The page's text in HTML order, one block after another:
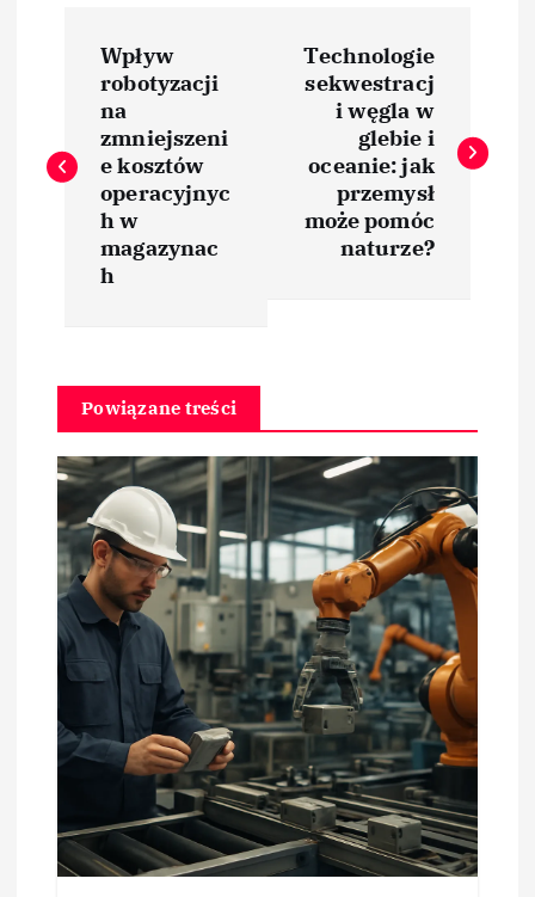
w
c
a
w
p
s
Wpływ
robotyzacji
na
zmniejszeni
e kosztów
operacyjnyc
h w
magazynac
h
Technologie
sekwestracj
i węgla w
glebie i
oceanie: jak
przemysł
może pomóc
naturze?
Powiązane treści